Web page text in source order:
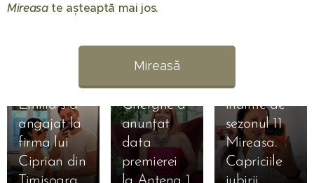
Mireasate așteaptă mai jos. 💖
Mireasă
Emilia s-a
angajat la
firma lui
Ciprian din
Mireasa
Regatul
inimii.
Simona
Gherghe a
anunțat
data
premierei
Preda se
vacanță
înainte de
sezonul 11
Mireasa.
Capriciile
31.07.2026
Simona
Gherghe,
31.07.2026
Liliana din
sezonul 11
Mireasa a
17.07.2026